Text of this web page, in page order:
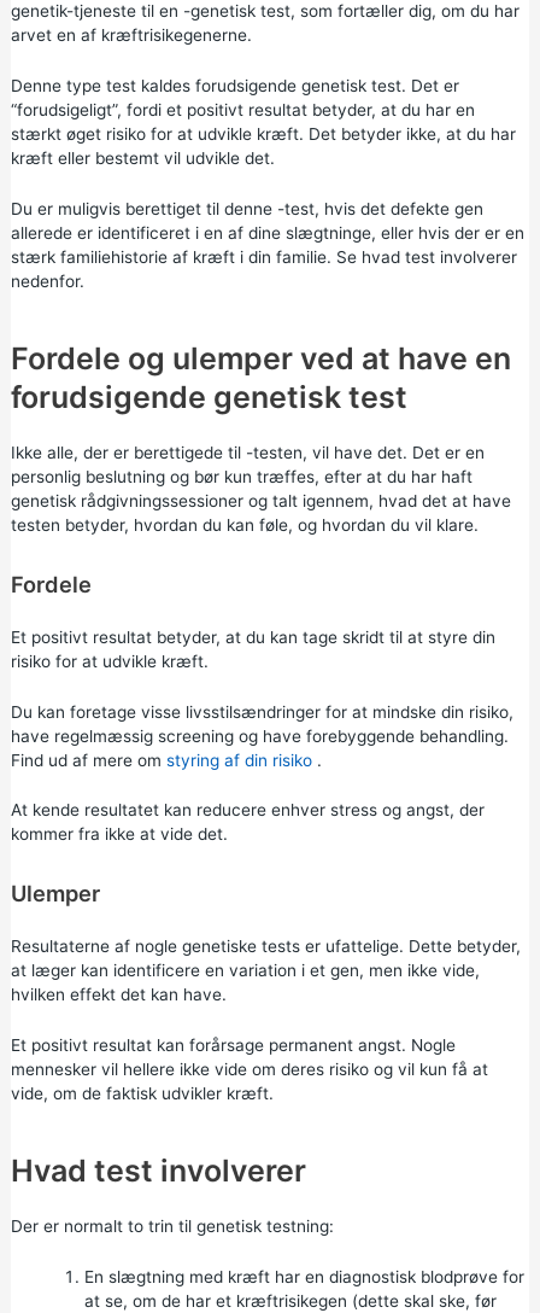
genetik-tjeneste til en -genetisk test, som fortæller dig, om du har
arvet en af kræftrisikegenerne.
Denne type test kaldes forudsigende genetisk test. Det er
“forudsigeligt”, fordi et positivt resultat betyder, at du har en
stærkt øget risiko for at udvikle kræft. Det betyder ikke, at du har
kræft eller bestemt vil udvikle det.
Du er muligvis berettiget til denne -test, hvis det defekte gen
allerede er identificeret i en af dine slægtninge, eller hvis der er en
stærk familiehistorie af kræft i din familie. Se hvad test involverer
nedenfor.
Fordele og ulemper ved at have en
forudsigende genetisk test
Ikke alle, der er berettigede til -testen, vil have det. Det er en
personlig beslutning og bør kun træffes, efter at du har haft
genetisk rådgivningssessionerog talt igennem, hvad det at have
testen betyder, hvordan du kan føle, og hvordan du vil klare.
Fordele
Et positivt resultat betyder, at du kan tage skridt til at styre din
risiko for at udvikle kræft.
Du kan foretage visse livsstilsændringer for at mindske din risiko,
have regelmæssig screening og have forebyggende behandling.
Find ud af mere om styring af din risiko.
At kende resultatet kan reducere enhver stress og angst, der
kommer fra ikke at vide det.
Ulemper
Resultaterne af nogle genetiske tests er ufattelige. Dette betyder,
at læger kan identificere en variation i et gen, men ikke vide,
hvilken effekt det kan have.
Et positivt resultat kan forårsage permanent angst. Nogle
mennesker vil hellere ikke vide om deres risiko og vil kun få at
vide, om de faktisk udvikler kræft.
Hvad test involverer
Der er normalt to trin til genetisk testning:
En slægtning med kræft har en diagnostisk blodprøve for
at se, om de har et kræftrisikegen (dette skal ske, før